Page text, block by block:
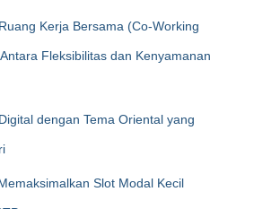
Kerja Bersama (Co-Working
Fleksibilitas dan Kenyamanan
dengan Tema Oriental yang
Slot Modal Kecil